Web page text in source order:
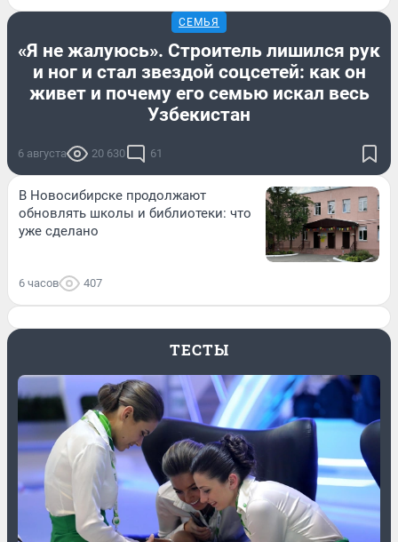
СЕМЬЯ
«Я не жалуюсь». Строитель лишился рук
и ног и стал звездой соцсетей: как он
живет и почему его семью искал весь
Узбекистан
6 августа 20 630 61
В Новосибирске продолжают
обновлять школы и библиотеки: что
уже сделано
6 часов 407
ТЕСТЫ